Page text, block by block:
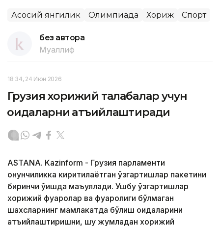
Асосий янгилик Олимпиада Хориж Спорт
без автора
Муаллиф
18:34, 24 Июн 2026
Грузия хорижий талабалар учун
қоидаларни қатъийлаштиради
ASTANA. Kazinform - Грузия парламенти
қонунчиликка киритилаётган ўзгартишлар пакетини
биринчи ўқишда маъқуллади. Ушбу ўзгартишлар
хорижий фуқаролар ва фуқаролиги бўлмаган
шахсларнинг мамлакатда бўлиш қоидаларини
қатъийлаштиришни, шу жумладан хорижий